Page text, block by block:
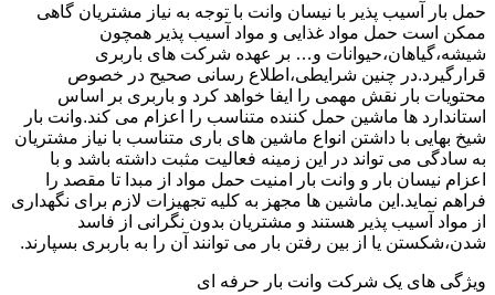
حمل بار آسیب پذیر با نیسان وانت با توجه به نیاز مشتریان گاهی
ممکن است حمل مواد غذایی و مواد آسیب پذیر همچون
شیشه،گیاهان،حیوانات و… بر عهده شرکت های باربری
قرارگیرد.در چنین شرایطی،اطلاع رسانی صحیح در خصوص
محتویات بار نقش مهمی را ایفا خواهد کرد و باربری بر اساس
استاندارد ها ماشین حمل کننده متناسب را اعزام می کند.وانت بار
شیخ بهایی با داشتن انواع ماشین های باری متناسب با نیاز مشتریان
به سادگی می تواند در این زمینه فعالیت مثبت داشته باشد و با
اعزام نیسان بار و وانت بار امنیت حمل مواد از مبدا تا مقصد را
فراهم نماید.این ماشین ها مجهز به کلیه تجهیزات لازم برای نگهداری
از مواد آسیب پذیر هستند و مشتریان بدون نگرانی از فاسد
شدن،شکستن یا از بین رفتن بار می توانند آن را به باربری بسپارند.
ویژگی های یک شرکت وانت بار حرفه ای